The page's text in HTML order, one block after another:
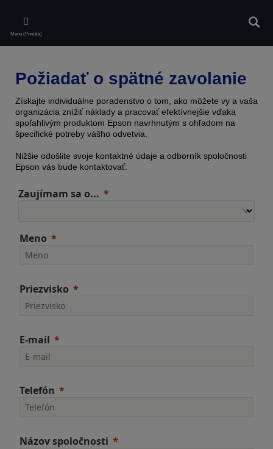
main
content
Menu (Ponuka)
Požiadať o spätné zavolanie
Získajte individuálne poradenstvo o tom, ako môžete vy a vaša
organizácia znížiť náklady a pracovať efektívnejšie vďaka
spoľahlivým produktom Epson navrhnutým s ohľadom na
špecifické potreby vášho odvetvia.
Nižšie odošlite svoje kontaktné údaje a odborník spoločnosti
Epson vás bude kontaktovať:
Zaujímam sa o...
Meno
Priezvisko
E-mail
Telefón
Názov spoločnosti